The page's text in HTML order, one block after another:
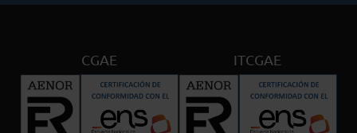
CGAE ITCGAE